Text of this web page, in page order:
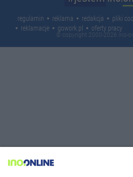
regulamin reklama redakcja pliki
reklamacje
gowork.pl oferty pracy
© copyright 2000-2026 Ino-